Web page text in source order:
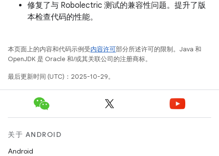
修复了与 Robolectric 测试的兼容性问题。提升了版
本检查代码的性能。
本页面上的内容和代码示例受内容许可部分所述许可的限制。Java 和
OpenJDK 是 Oracle 和/或其关联公司的注册商标。
最后更新时间 (UTC)：2025-10-29。
关于 ANDROID
Android